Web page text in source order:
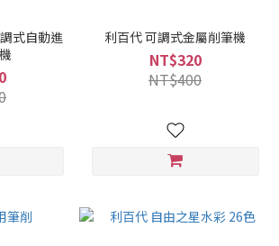
式自動進
利百代 可調式金屬削筆機
NT$320
NT$400